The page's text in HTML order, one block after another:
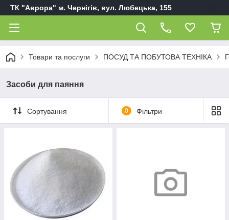
ТК "Аврора" м. Чернігів, вул. Любецька, 155
Товари та послуги ПОСУД ТА ПОБУТОВА ТЕХНІКА
Засоби для паяння
Сортування 0 Фільтри